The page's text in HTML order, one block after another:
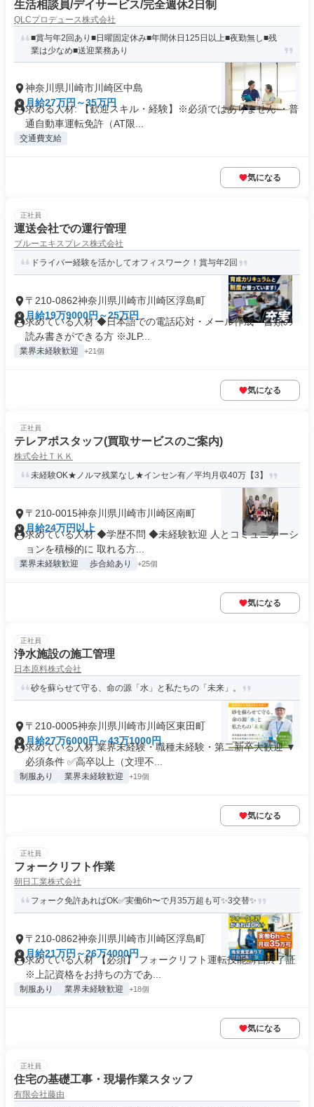
生活相談員/デイサービス/完全週休2日制
QLCプロデュース株式会社
■賞与年2回あり■日曜固定休み■年間休日125日以上■夜勤無し■残
業は少なめ■送迎業務あり
神奈川県川崎市川崎区中島
月給27万円～35万円
求める人材: 【歓迎スキル・経験】※必須ではありません ・普
通自動車運転免許（AT限...
交通費支給
気になる
正社員
運送会社での運行管理
ブルーエキスプレス株式会社
ドライバー経験を活かしてオフィスワーク！賞与年2回
〒210-0862神奈川県川崎市川崎区浮島町
月給19万9000円～25万円
求めている人材 ◆日本語での電話応対・メール作成・書類の
読み書きができる方 ※JLP...
業界未経験歓迎 +21個
気になる
正社員
テレアポスタッフ(買取サービスのご案内)
株式会社ＴＫＫ
未経験OK★ノルマ残業なし★インセン有／平均月収40万【3】
〒210-0015神奈川県川崎市川崎区南町
月給24万円以上
求めている人材 ◆学歴不問 ◆未経験歓迎 人とコミュニケーシ
ョンを積極的に 取れる方...
業界未経験歓迎 歩合給あり +25個
気になる
正社員
浄水施設の施工管理
日本原料株式会社
砂を蘇らせて守る、命の源「水」と私たちの「未来」。
〒210-0005神奈川県川崎市川崎区東田町
月給27万6000円～43万1000円
求めている人材 業界未経験・職種未経験・第二新卒大歓迎 ▼
必須条件 ✅高卒以上（文理不...
制服あり 業界未経験歓迎 +19個
気になる
正社員
フォークリフト作業
朝日工業株式会社
フォーク免許あればOK✅実働6h〜で月35万超も可✨3交替✨
〒210-0862神奈川県川崎市川崎区浮島町
月給21万円～26万4000円
求めている人材 【必須】 フォークリフト運転技能講習終了証
※上記資格をお持ちの方であ...
制服あり 業界未経験歓迎 +18個
気になる
正社員
住宅の基礎工事・現場作業スタッフ
有限会社藤由